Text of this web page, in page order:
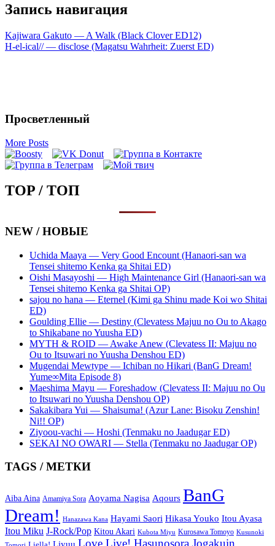
Запись навигация
Kajiwara Gakuto — A Walk (Black Clover ED12)
H-el-ical// — disclose (Magatsu Wahrheit: Zuerst ED)
Просветленный
More Posts
TOP / ТОП
NEW / НОВЫЕ
Uchida Maaya — Very Good Encount (Hanaori-san wa
Tensei shitemo Kenka ga Shitai ED)
Oishi Masayoshi — High Maintenance Girl (Hanaori-san wa
Tensei shitemo Kenka ga Shitai OP)
sajou no hana — Eternel (Kimi ga Shinu made Koi wo Shitai
ED)
Goulding Ellie — Destiny (Clevatess Majuu no Ou to Akago
to Shikabane no Yuusha ED)
MYTH & ROID — Awake Anew (Clevatess II: Majuu no
Ou to Itsuwari no Yuusha Denshou ED)
Mugendai Mewtype — Ichiban no Hikari (BanG Dream!
Yume∞Mita Episode 8)
Maeshima Mayu — Foreshadow (Clevatess II: Majuu no Ou
to Itsuwari no Yuusha Denshou OP)
Sakakibara Yui — Shaisuma! (Azur Lane: Bisoku Zenshin!
Ni!! OP)
Ziyoou-vachi — Hoshi (Tenmaku no Jaadugar ED)
SEKAI NO OWARI — Stella (Tenmaku no Jaadugar OP)
TAGS / МЕТКИ
Aiba Aina Amamiya Sora Aoyama Nagisa Aqours BanG
Dream!
Hanazawa Kana Hayami Saori Hikasa Youko Itou Ayasa
Itou Miku J-Rock/Pop Kitou Akari Kubota Miyu Kurosawa Tomoyo Kusunoki
Love Live! Hasunosora Jogakuin